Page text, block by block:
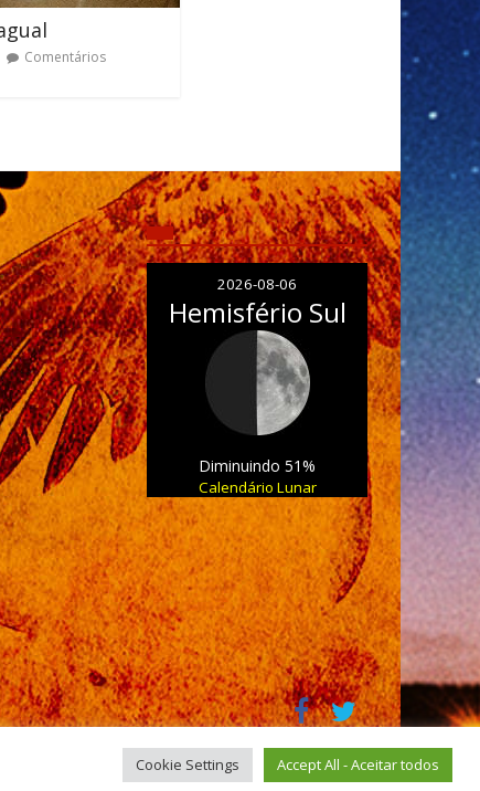
Comentários
2026-08-06
Hemisfério Sul
Diminuindo 51%
Calendário Lunar
Cookie Settings Accept All - Aceitar todos